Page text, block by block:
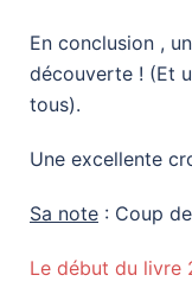
En conclusion ,
découverte ! (Et
tous).
Une excellente
Sa note : Coup
Le début du livre